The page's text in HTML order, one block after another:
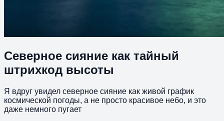
Северное сияние как тайный
штрихкод высоты
Я вдруг увидел северное сияние как живой график
космической погоды, а не просто красивое небо, и это
даже немного пугает